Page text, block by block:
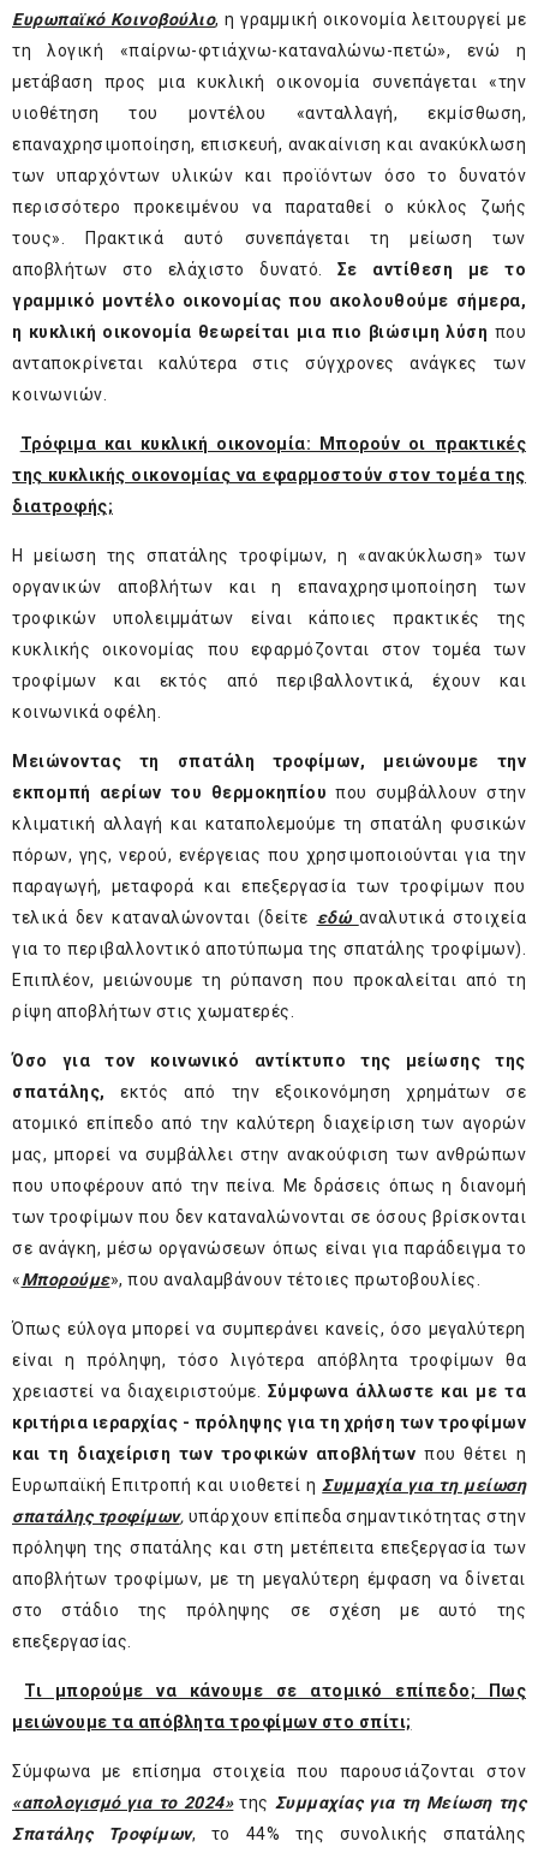
Ευρωπαϊκό Κοινοβούλιο, η γραμμική οικονομία λειτουργεί με
τη λογική «παίρνω-φτιάχνω-καταναλώνω-πετώ», ενώ η
μετάβαση προς μια κυκλική οικονομία συνεπάγεται «την
υιοθέτηση του μοντέλου «ανταλλαγή, εκμίσθωση,
επαναχρησιμοποίηση, επισκευή, ανακαίνιση και ανακύκλωση
των υπαρχόντων υλικών και προϊόντων όσο το δυνατόν
περισσότερο προκειμένου να παραταθεί ο κύκλος ζωής
τους». Πρακτικά αυτό συνεπάγεται τη μείωση των
αποβλήτων στο ελάχιστο δυνατό. Σε αντίθεση με το
γραμμικό μοντέλο οικονομίας που ακολουθούμε σήμερα,
η κυκλική οικονομία θεωρείται μια πιο βιώσιμη λύση που
ανταποκρίνεται καλύτερα στις σύγχρονες ανάγκες των
κοινωνιών.
Τρόφιμα και κυκλική οικονομία: Μπορούν οι πρακτικές
της κυκλικής οικονομίας να εφαρμοστούν στον τομέα της
διατροφής;
Η μείωση της σπατάλης τροφίμων, η «ανακύκλωση» των
οργανικών αποβλήτων και η επαναχρησιμοποίηση των
τροφικών υπολειμμάτων είναι κάποιες πρακτικές της
κυκλικής οικονομίας που εφαρμόζονται στον τομέα των
τροφίμων και εκτός από περιβαλλοντικά, έχουν και
κοινωνικά οφέλη.
Μειώνοντας τη σπατάλη τροφίμων, μειώνουμε την
εκπομπή αερίων του θερμοκηπίου που συμβάλλουν στην
κλιματική αλλαγή και καταπολεμούμε τη σπατάλη φυσικών
πόρων, γης, νερού, ενέργειας που χρησιμοποιούνται για την
παραγωγή, μεταφορά και επεξεργασία των τροφίμων που
τελικά δεν καταναλώνονται (δείτε εδώ αναλυτικά στοιχεία
για το περιβαλλοντικό αποτύπωμα της σπατάλης τροφίμων).
Επιπλέον, μειώνουμε τη ρύπανση που προκαλείται από τη
ρίψη αποβλήτων στις χωματερές.
Όσο για τον κοινωνικό αντίκτυπο της μείωσης της
σπατάλης, εκτός από την εξοικονόμηση χρημάτων σε
ατομικό επίπεδο από την καλύτερη διαχείριση των αγορών
μας, μπορεί να συμβάλλει στην ανακούφιση των ανθρώπων
που υποφέρουν από την πείνα. Με δράσεις όπως η διανομή
των τροφίμων που δεν καταναλώνονται σε όσους βρίσκονται
σε ανάγκη, μέσω οργανώσεων όπως είναι για παράδειγμα το
«Μπορούμε», που αναλαμβάνουν τέτοιες πρωτοβουλίες.
Όπως εύλογα μπορεί να συμπεράνει κανείς, όσο μεγαλύτερη
είναι η πρόληψη, τόσο λιγότερα απόβλητα τροφίμων θα
χρειαστεί να διαχειριστούμε. Σύμφωνα άλλωστε και με τα
κριτήρια ιεραρχίας - πρόληψης για τη χρήση των τροφίμων
και τη διαχείριση των τροφικών αποβλήτων που θέτει η
Ευρωπαϊκή Επιτροπή και υιοθετεί ηΣυμμαχία για τη μείωση
σπατάλης τροφίμων, υπάρχουν επίπεδα σημαντικότητας στην
πρόληψη της σπατάλης και στη μετέπειτα επεξεργασία των
αποβλήτων τροφίμων, με τη μεγαλύτερη έμφαση να δίνεται
στο στάδιο της πρόληψης σε σχέση με αυτό της
επεξεργασίας.
Τι μπορούμε να κάνουμε σε ατομικό επίπεδο; Πως
μειώνουμε τα απόβλητα τροφίμων στο σπίτι;
Σύμφωνα με επίσημα στοιχεία που παρουσιάζονται στον
«απολογισμό για το 2024»της Συμμαχίας για τη Μείωση της
Σπατάλης Τροφίμων, το 44% της συνολικής σπατάλης